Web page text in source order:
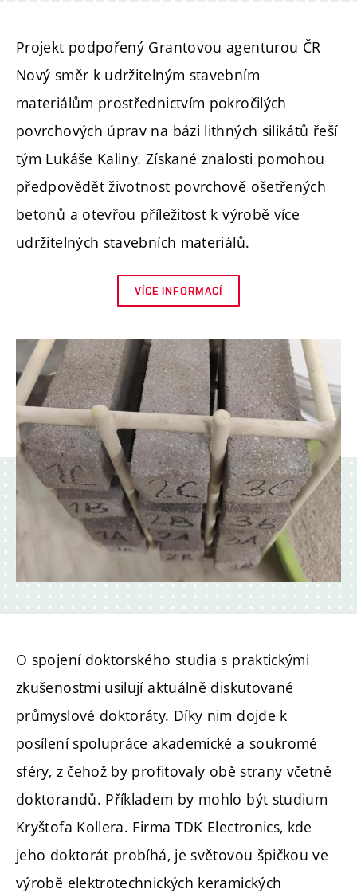
Projekt podpořený Grantovou agenturou ČR
Nový směr k udržitelným stavebním
materiálům prostřednictvím pokročilých
povrchových úprav na bázi lithných silikátů řeší
tým Lukáše Kaliny. Získané znalosti pomohou
předpovědět životnost povrchově ošetřených
betonů a otevřou příležitost k výrobě více
udržitelných stavebních materiálů.
VÍCE INFORMACÍ
O spojení doktorského studia s praktickými
zkušenostmi usilují aktuálně diskutované
průmyslové doktoráty. Díky nim dojde k
posílení spolupráce akademické a soukromé
sféry, z čehož by profitovaly obě strany včetně
doktorandů. Příkladem by mohlo být studium
Kryštofa Kollera. Firma TDK Electronics, kde
jeho doktorát probíhá, je světovou špičkou ve
výrobě elektrotechnických keramických